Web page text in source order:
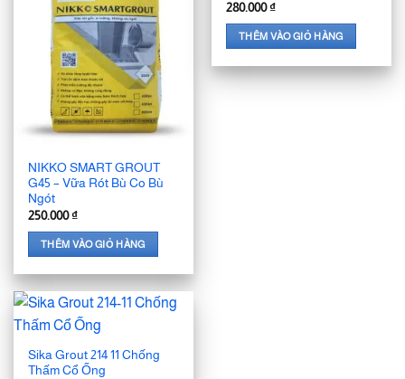
NIKKO SMART GROUT
G45 – Vữa Rót Bù Co Bù
Ngót
250.000₫
THÊM VÀO GIỎ HÀNG
280.000₫
THÊM VÀO GIỎ HÀNG
Sika Grout 214 11 Chống
Thấm Cổ Ống